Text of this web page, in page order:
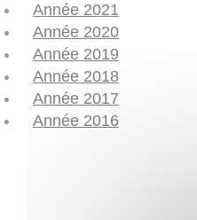
Année 2021
Année 2020
Année 2019
Année 2018
Année 2017
Année 2016